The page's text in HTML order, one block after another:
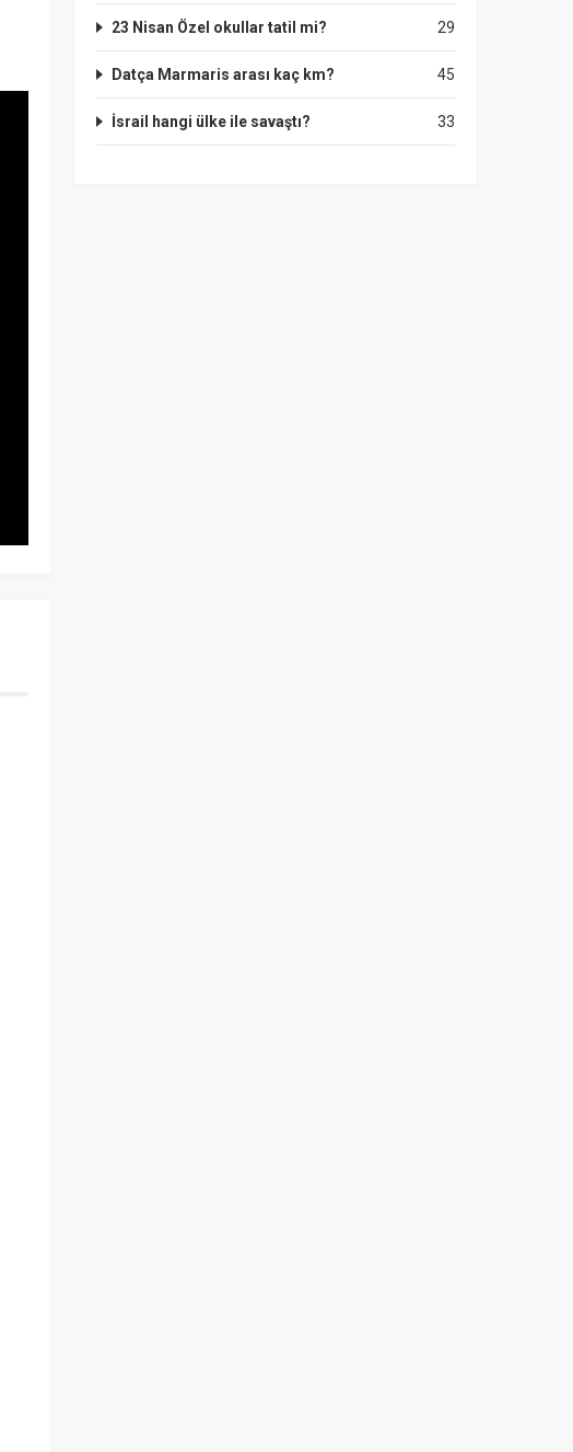
29
23 Nisan Özel okullar tatil mi?
45
Datça Marmaris arası kaç km?
33
İsrail hangi ülke ile savaştı?